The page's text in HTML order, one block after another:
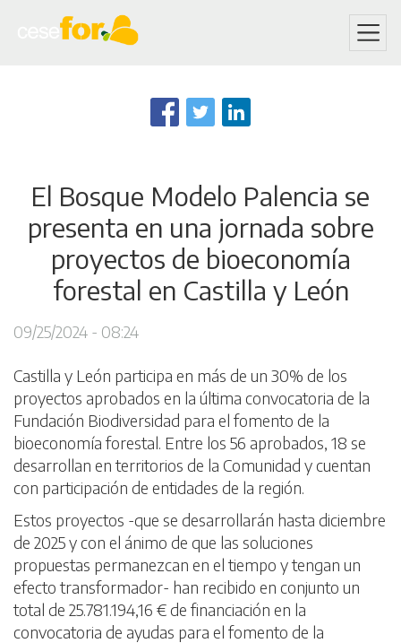
to
main
El Bosque Modelo Palencia se
presenta en una jornada sobre
proyectos de bioeconomía
forestal en Castilla y León
09/25/2024 - 08:24
Castilla y León participa en más de un 30% de los
proyectos aprobados en la última convocatoria de la
Fundación Biodiversidad para el fomento de la
bioeconomía forestal. Entre los 56 aprobados, 18 se
desarrollan en territorios de la Comunidad y cuentan
con participación de entidades de la región.
Estos proyectos -que se desarrollarán hasta diciembre
de 2025 y con el ánimo de que las soluciones
propuestas permanezcan en el tiempo y tengan un
efecto transformador- han recibido en conjunto un
total de 25.781.194,16 € de financiación en la
convocatoria de ayudas para el fomento de la